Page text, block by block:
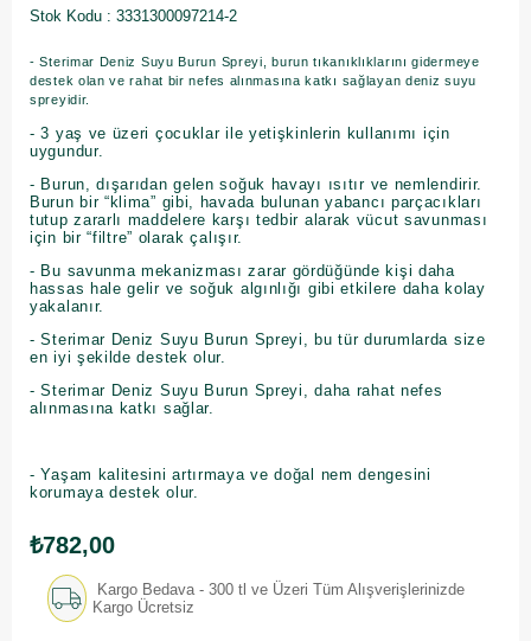
Stok Kodu
3331300097214-2
- Sterimar Deniz Suyu Burun Spreyi, burun tıkanıklıklarını gidermeye
destek olan ve rahat bir nefes alınmasına katkı sağlayan deniz suyu
spreyidir.
- 3 yaş ve üzeri çocuklar ile yetişkinlerin kullanımı için
uygundur.
- Burun, dışarıdan gelen soğuk havayı ısıtır ve nemlendirir.
Burun bir “klima” gibi, havada bulunan yabancı parçacıkları
tutup zararlı maddelere karşı tedbir alarak vücut savunması
için bir “filtre” olarak çalışır.
- Bu savunma mekanizması zarar gördüğünde kişi daha
hassas hale gelir ve soğuk algınlığı gibi etkilere daha kolay
yakalanır.
- Sterimar Deniz Suyu Burun Spreyi, bu tür durumlarda size
en iyi şekilde destek olur.
- Sterimar Deniz Suyu Burun Spreyi, daha rahat nefes
alınmasına katkı sağlar.
- Yaşam kalitesini artırmaya ve doğal nem dengesini
korumaya destek olur.
₺782,00
Kargo Bedava - 300 tl ve Üzeri Tüm Alışverişlerinizde
Kargo Ücretsiz